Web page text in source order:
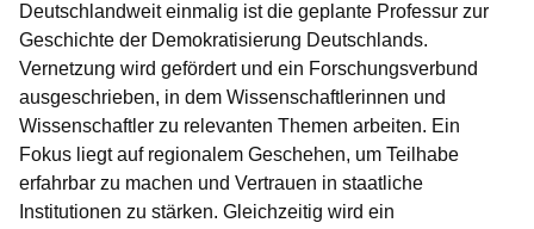
Deutschlandweit einmalig ist die geplante Professur zur
Geschichte der Demokratisierung Deutschlands.
Vernetzung wird gefördert und ein Forschungsverbund
ausgeschrieben, in dem Wissenschaftlerinnen und
Wissenschaftler zu relevanten Themen arbeiten. Ein
Fokus liegt auf regionalem Geschehen, um Teilhabe
erfahrbar zu machen und Vertrauen in staatliche
Institutionen zu stärken. Gleichzeitig wird ein